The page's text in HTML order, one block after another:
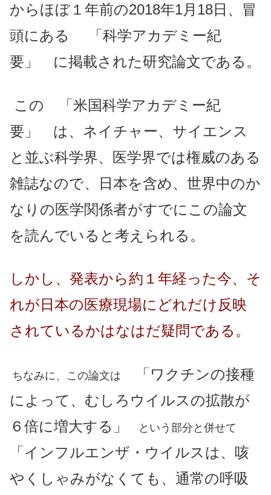
からほぼ１年前の2018年1月18日、冒
頭にある 「科学アカデミー紀
要」 に掲載された研究論文である。
この 「米国科学アカデミー紀
要」 は、ネイチャー、サイエンス
と並ぶ科学界、医学界では権威のある
雑誌なので、日本を含め、世界中のか
なりの医学関係者がすでにこの論文
を読んでいると考えられる。
しかし、発表から約１年経った今、そ
れが日本の医療現場にどれだけ反映
されているかはなはだ疑問である。
ちなみに、この論文は
「ワクチンの接種
によって、むしろウイルスの拡散が
６倍に増大する」
という部分と併せて
「インフルエンザ・ウイルスは、咳
やくしゃみがなくても、 通常の呼吸